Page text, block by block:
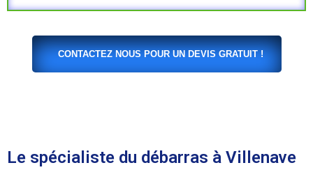
CONTACTEZ NOUS POUR UN DEVIS GRATUIT !
Le spécialiste du débarras à Villenave